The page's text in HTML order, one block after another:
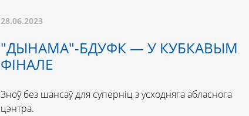
28.06.2023
"ДЫНАМА"-БДУФК — У КУБКАВЫМ
ФІНАЛЕ
Зноў без шансаў для суперніц з усходняга абласнога
цэнтра.